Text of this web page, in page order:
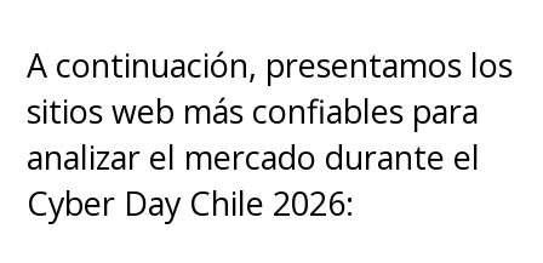
A continuación, presentamos los
sitios web más confiables para
analizar el mercado durante el
Cyber Day Chile 2026: